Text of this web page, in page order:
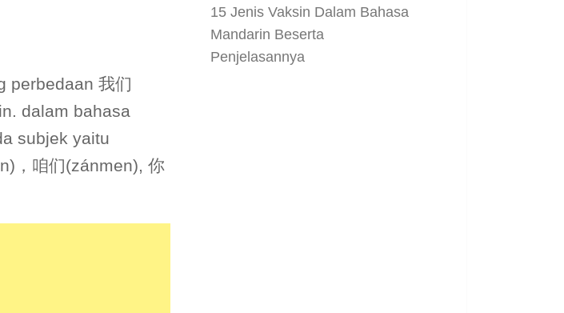
perbedaan 我们
dalam bahasa
subjek yaitu
，咱们(zánmen), 你
15 Jenis Vaksin Dalam Bahasa
Mandarin Beserta
Penjelasannya